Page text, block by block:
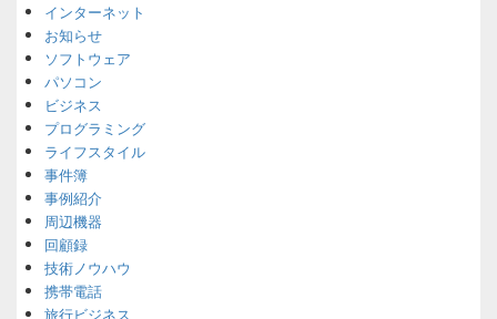
インターネット
お知らせ
ソフトウェア
パソコン
ビジネス
プログラミング
ライフスタイル
事件簿
事例紹介
周辺機器
回顧録
技術ノウハウ
携帯電話
旅行ビジネス